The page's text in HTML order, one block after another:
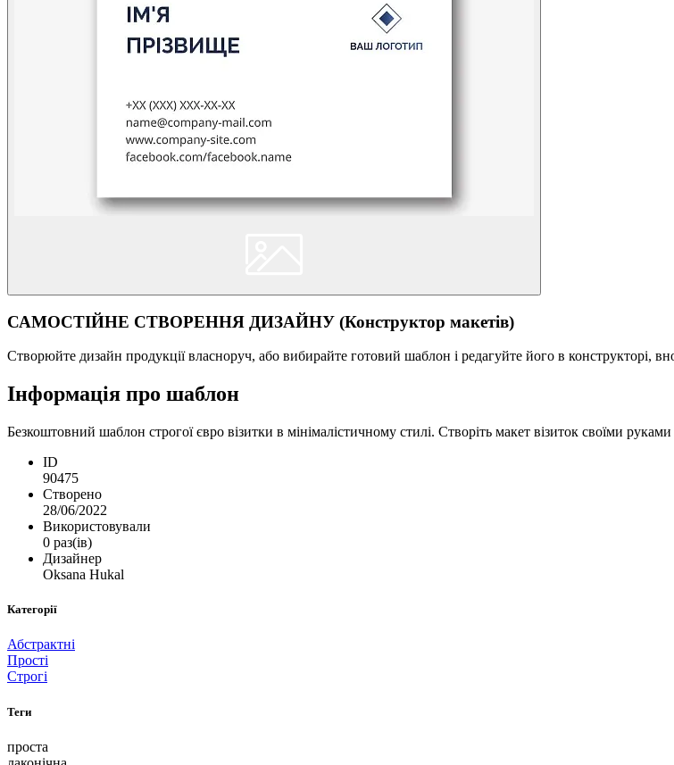
САМОСТІЙНЕ СТВОРЕННЯ ДИЗАЙНУ (Конструктор макетів)
Створюйте дизайн продукції власноруч, або вибирайте готовий шаблон і редагуйте його в конструкторі,
Інформація про шаблон
Безкоштовний шаблон строгої євро візитки в мінімалістичному стилі. Створіть макет візиток своїми
ID
90475
Створено
28/06/2022
Використовували
0 раз(ів)
Дизайнер
Oksana Hukal
Категорії
Абстрактні
Прості
Строгі
Теги
проста